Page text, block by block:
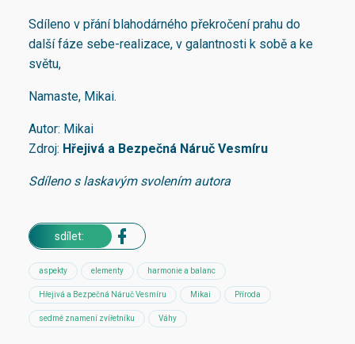
Sdíleno v přání blahodárného překročení prahu do
další fáze sebe-realizace, v galantnosti k sobě a ke
světu,
Namaste, Mikai.
Autor: Mikai
Zdroj: Hřejivá a Bezpečná Náruč Vesmíru
Sdíleno s laskavým svolením autora
sdílet:
aspekty elementy harmonie a balanc
Hřejivá a Bezpečná Náruč Vesmíru Mikai Příroda
sedmé znamení zvířetníku Váhy